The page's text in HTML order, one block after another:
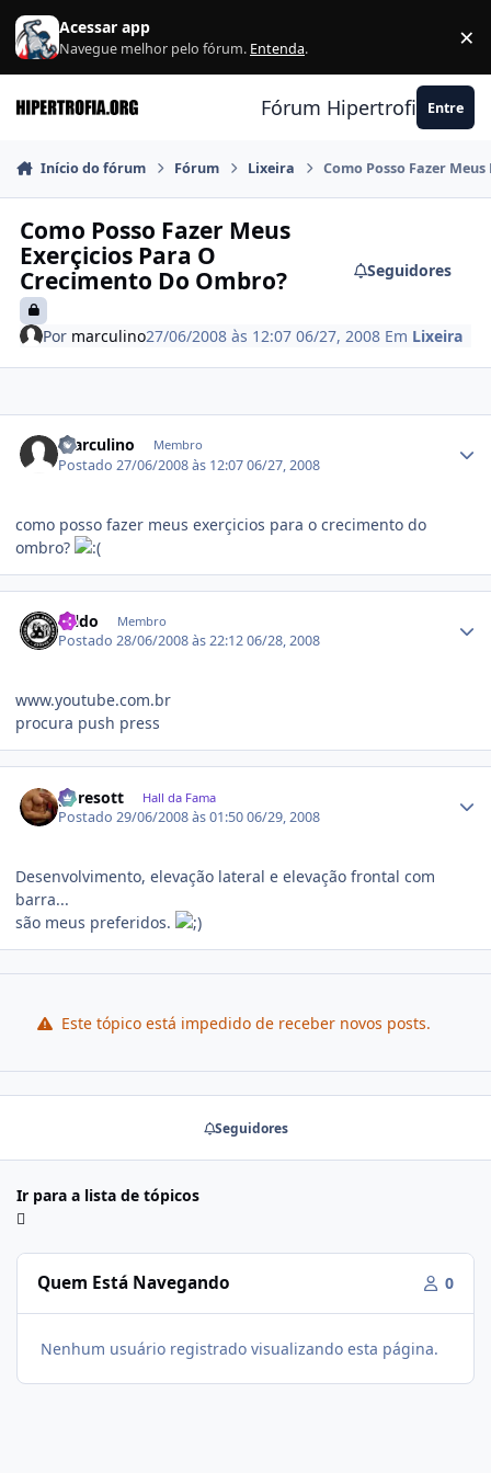
Ir para conteúdo
Acessar app
Navegue melhor pelo fórum. Entenda. ×
Fórum Hipertrofia.org
Entre
Início do fórum Fórum Lixeira Como Posso Fazer
Como Posso Fazer Meus
Exerçicios Para O
Crecimento Do Ombro?
Seguidores
Por marculino27/06/2008 às 12:0706/27, 2008 Em Lixeira
marculino Membro
Postado27/06/2008 às 12:0706/27, 2008
como posso fazer meus exerçicios para o crecimento do
ombro?
Nildo Membro
Postado28/06/2008 às 22:1206/28, 2008
www.youtube.com.br
procura push press
gpresott Hall da Fama
Postado29/06/2008 às 01:5006/29, 2008
Desenvolvimento, elevação lateral e elevação frontal com
barra...
são meus preferidos.
Este tópico está impedido de receber novos posts.
Seguidores
Ir para a lista de tópicos
Quem Está Navegando 0
Nenhum usuário registrado visualizando esta página.